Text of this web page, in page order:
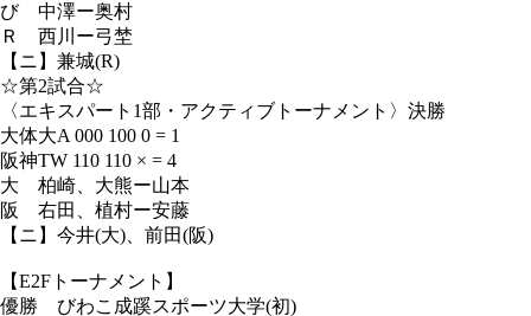
び 中澤ー奥村
Ｒ 西川ー弓埜
【ニ】兼城(R)
☆第2試合☆
〈エキスパート1部・アクティブトーナメント〉決勝
大体大A 000 100 0 = 1
阪神TW 110 110 × = 4
大 柏崎、大熊ー山本
阪 右田、植村ー安藤
【ニ】今井(大)、前田(阪)
【E2Fトーナメント】
優勝 びわこ成蹊スポーツ大学(初)